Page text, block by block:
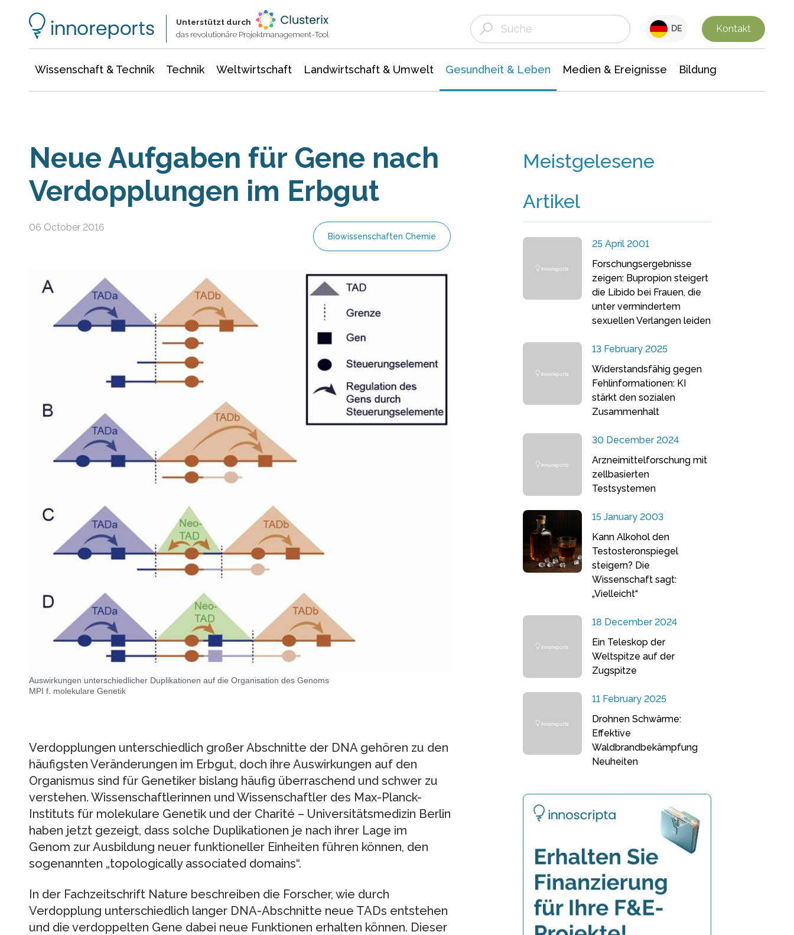
Unterstützt durch
das revolutionäre Projektmanagement-Tool
DE Kontakt
Wissenschaft & Technik Technik Weltwirtschaft Landwirtschaft & Umwelt Gesundheit & Leben Medien & Ereignisse Bildung
Neue Aufgaben für Gene nach
Verdopplungen im Erbgut
06 October 2016
Biowissenschaften Chemie
Auswirkungen unterschiedlicher Duplikationen auf die Organisation des Genoms
MPI f. molekulare Genetik
Verdopplungen unterschiedlich großer Abschnitte der DNA gehören zu den
häufigsten Veränderungen im Erbgut, doch ihre Auswirkungen auf den
Organismus sind für Genetiker bislang häufig überraschend und schwer zu
verstehen. Wissenschaftlerinnen und Wissenschaftler des Max-Planck-
Instituts für molekulare Genetik und der Charité – Universitätsmedizin Berlin
haben jetzt gezeigt, dass solche Duplikationen je nach ihrer Lage im
Genom zur Ausbildung neuer funktioneller Einheiten führen können, den
sogenannten „topologically associated domains“.
In der Fachzeitschrift Nature beschreiben die Forscher, wie durch
Verdopplung unterschiedlich langer DNA-Abschnitte neue TADs entstehen
und die verdoppelten Gene dabei neue Funktionen erhalten können. Dieser
Meistgelesene
Artikel
25 April 2001
Forschungsergebnisse
zeigen: Bupropion steigert
die Libido bei Frauen, die
unter vermindertem
sexuellen Verlangen leiden
13 February 2025
Widerstandsfähig gegen
Fehlinformationen: KI
stärkt den sozialen
Zusammenhalt
30 December 2024
Arzneimittelforschung mit
zellbasierten
Testsystemen
15 January 2003
Kann Alkohol den
Testosteronspiegel
steigern? Die
Wissenschaft sagt:
„Vielleicht“
18 December 2024
Ein Teleskop der
Weltspitze auf der
Zugspitze
11 February 2025
Drohnen Schwärme:
Effektive
Waldbrandbekämpfung
Neuheiten